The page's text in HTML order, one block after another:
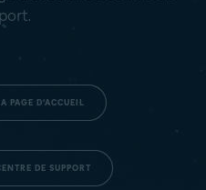
PAGE D’ACCUEIL
DE SUPPORT